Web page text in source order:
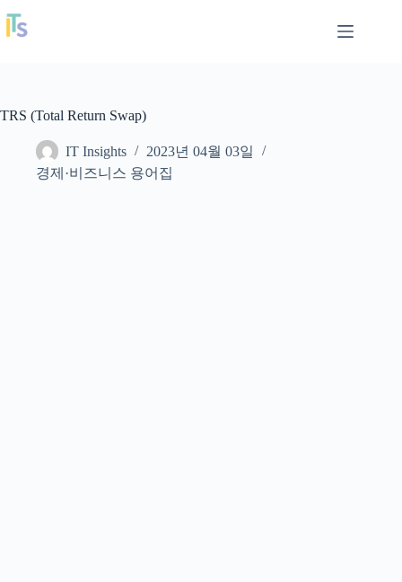
뛰
IT Insights
TRS (Total Return Swap)
IT Insights
2023년 04월 03일
경제·비즈니스 용어집